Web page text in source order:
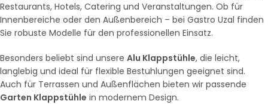
Restaurants, Hotels, Catering und Veranstaltungen. Ob für
Innenbereiche oder den Außenbereich – bei Gastro Uzal finden
Sie robuste Modelle für den professionellen Einsatz.
Besonders beliebt sind unsere Alu Klappstühle, die leicht,
langlebig und ideal für flexible Bestuhlungen geeignet sind.
Auch für Terrassen und Außenflächen bieten wir passende
Garten Klappstühle in modernem Design.